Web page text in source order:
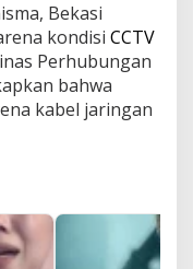
Bekasi
kondisi CCTV
Perhubungan
bahwa
kabel jaringan